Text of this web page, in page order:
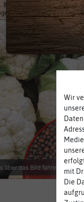
über das Bild fahren
Wir
mit
Die